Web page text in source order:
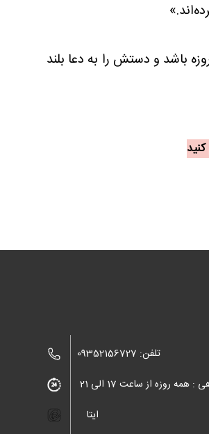
باشد و دستش را به دعا بلند
تلفن: 09352156727
روزه از ساعت 17 الی 21
ایتا